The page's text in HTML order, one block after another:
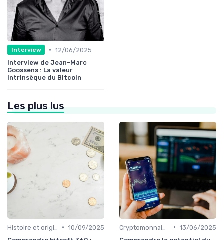
Interview • 12/06/2025
Interview de Jean-Marc
Goossens : La valeur
intrinsèque du Bitcoin
Les plus lus
• 10/09/2025
• 13/06/2025